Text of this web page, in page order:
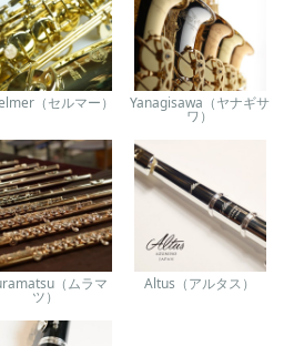
（セルマー） Yanagisawa（ヤナギサ
ワ）
（ムラマ
ツ）
Altus（アルタス）